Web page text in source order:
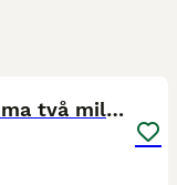
Ett åring Readly Express - Mamma två miljonärer